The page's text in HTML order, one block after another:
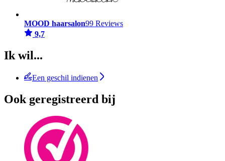
MOOD haarsalon99 Reviews
9,7
Ik wil...
Een geschil indienen
Ook geregistreerd bij